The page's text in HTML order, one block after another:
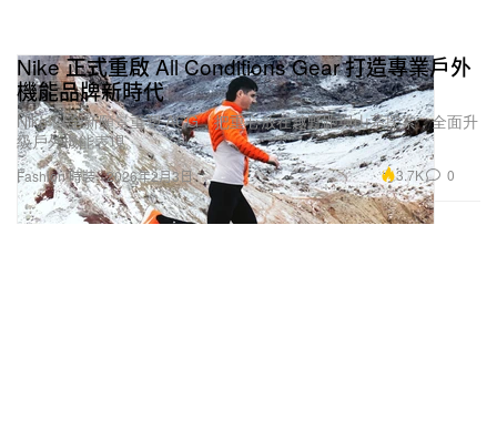
Fashion 時裝
Nike 正式重啟 All Conditions Gear 打造專業戶外
機能品牌新時代
Nike 以全新願景重塑 ACG，把重心放在越野跑與山系探索，全面升
級戶外機能表現。
2026年2月3日 3.7K 0